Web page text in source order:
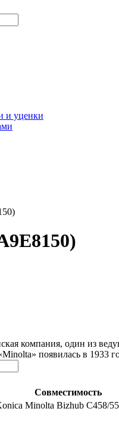
и уценки
компания, один из
появилась в 1933
Совместимость
Minolta Bizhub C458/